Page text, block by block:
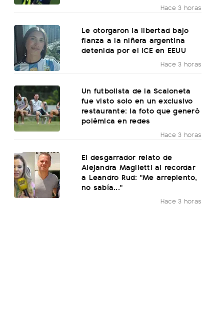
Hace 3 horas
Le otorgaron la libertad bajo
fianza a la niñera argentina
detenida por el ICE en EEUU
Hace 3 horas
Un futbolista de la Scaloneta
fue visto solo en un exclusivo
restaurante: la foto que generó
polémica en redes
Hace 3 horas
El desgarrador relato de
Alejandra Maglietti al recordar
a Leandro Rud: "Me arrepiento,
no sabía..."
Hace 3 horas